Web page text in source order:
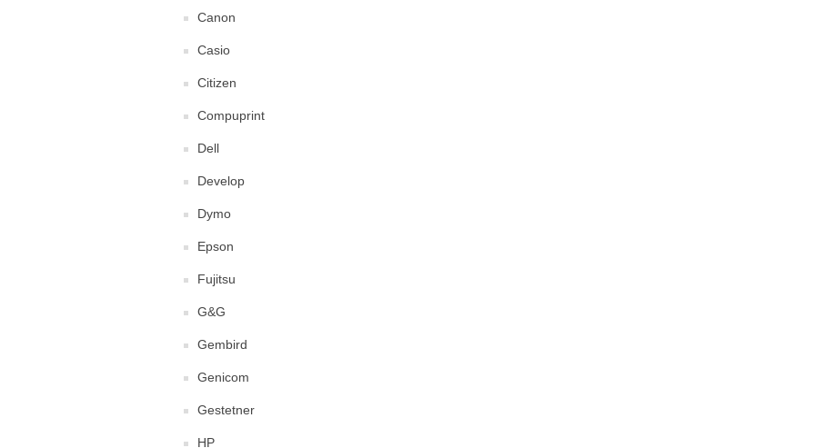
Canon
Casio
Citizen
Compuprint
Dell
Develop
Dymo
Epson
Fujitsu
G&G
Gembird
Genicom
Gestetner
HP